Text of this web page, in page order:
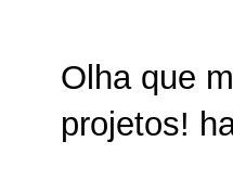
Olha que
projetos!